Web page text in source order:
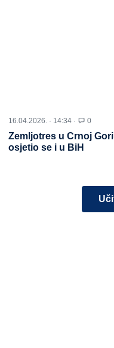
16.04.2026. · 14:34 · 0
Zemljotres u Crnoj
osjetio se i u BiH